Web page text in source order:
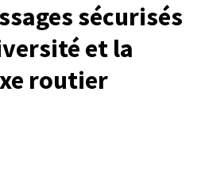
sécurisés
et la
routier